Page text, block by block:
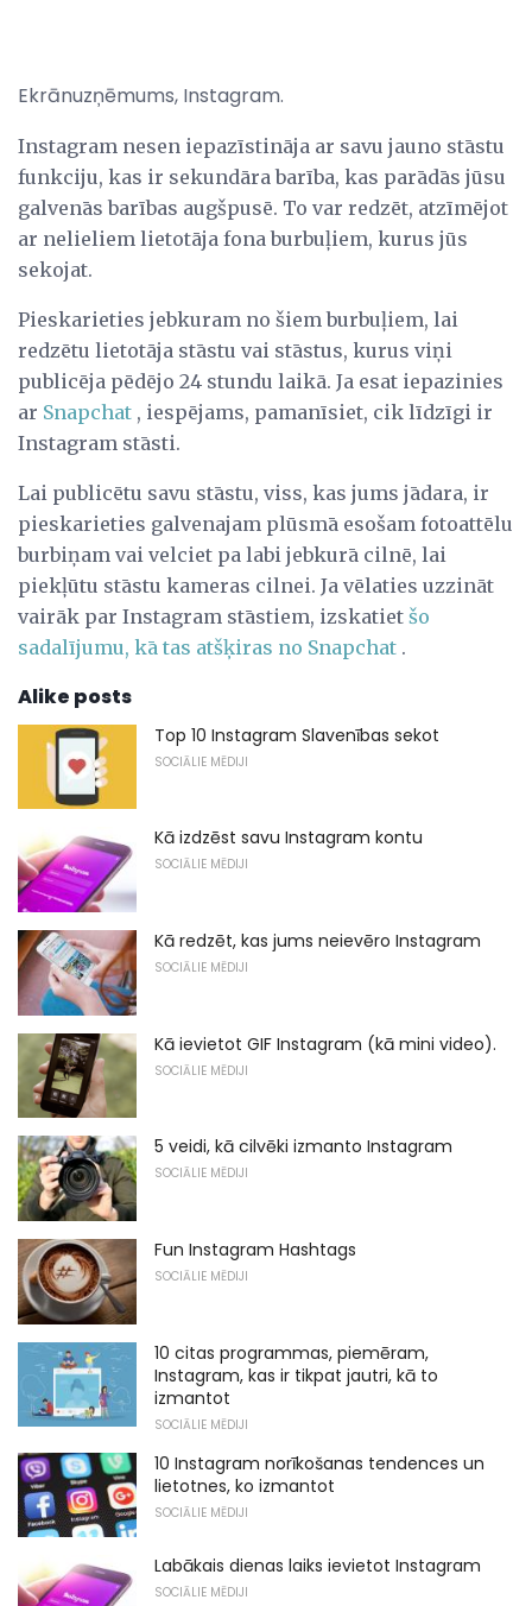
Ekrānuzņēmums, Instagram.
Instagram nesen iepazīstināja ar savu jauno stāstu
funkciju, kas ir sekundāra barība, kas parādās jūsu
galvenās barības augšpusē. To var redzēt, atzīmējot
ar nelieliem lietotāja fona burbuļiem, kurus jūs
sekojat.
Pieskarieties jebkuram no šiem burbuļiem, lai
redzētu lietotāja stāstu vai stāstus, kurus viņi
publicēja pēdējo 24 stundu laikā. Ja esat iepazinies
ar Snapchat , iespējams, pamanīsiet, cik līdzīgi ir
Instagram stāsti.
Lai publicētu savu stāstu, viss, kas jums jādara, ir
pieskarieties galvenajam plūsmā esošam fotoattēlu
burbiņam vai velciet pa labi jebkurā cilnē, lai
piekļūtu stāstu kameras cilnei. Ja vēlaties uzzināt
vairāk par Instagram stāstiem, izskatiet šo
sadalījumu, kā tas atšķiras no Snapchat .
Alike posts
Top 10 Instagram Slavenības sekot
SOCIĀLIE MĒDIJI
Kā izdzēst savu Instagram kontu
SOCIĀLIE MĒDIJI
Kā redzēt, kas jums neievēro Instagram
SOCIĀLIE MĒDIJI
Kā ievietot GIF Instagram (kā mini video).
SOCIĀLIE MĒDIJI
5 veidi, kā cilvēki izmanto Instagram
SOCIĀLIE MĒDIJI
Fun Instagram Hashtags
SOCIĀLIE MĒDIJI
10 citas programmas, piemēram,
Instagram, kas ir tikpat jautri, kā to
izmantot
SOCIĀLIE MĒDIJI
10 Instagram norīkošanas tendences un
lietotnes, ko izmantot
SOCIĀLIE MĒDIJI
Labākais dienas laiks ievietot Instagram
SOCIĀLIE MĒDIJI